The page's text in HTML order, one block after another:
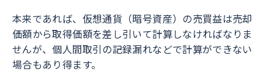
本来であれば、仮想通貨（暗号資産）の売買益は売却
価額から取得価額を差し引いて計算しなければなりま
せんが、個人間取引の記録漏れなどで計算ができない
場合もあり得ます。